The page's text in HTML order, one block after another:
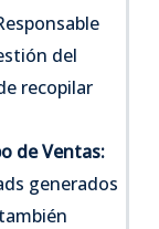
del
recopilar
de Ventas:
generados